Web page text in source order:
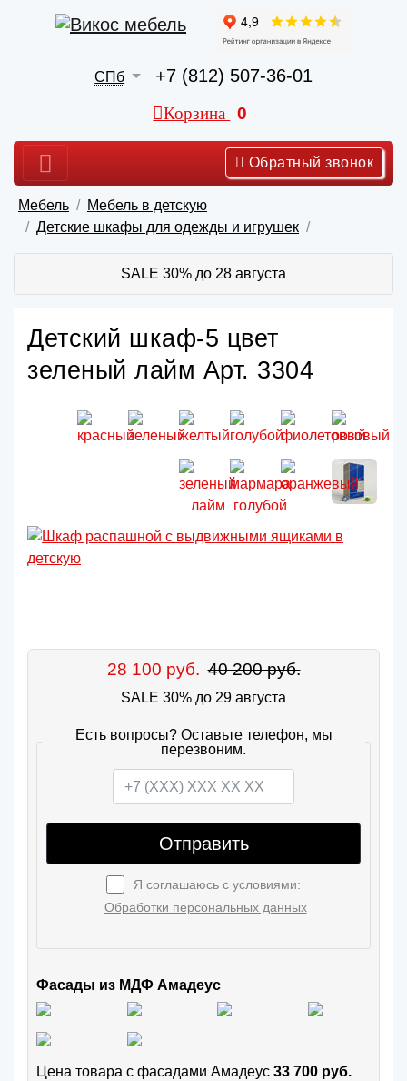
СПб +7 (812) 507-36-01
Корзина 0
Обратный звонок
Мебель
Мебель в детскую
Детские шкафы для одежды и игрушек
SALE 30% до 28 августа
Детский шкаф-5 цвет
зеленый лайм Арт. 3304
28 100 руб. 40 200 руб.
SALE 30% до 29 августа
Есть вопросы? Оставьте телефон, мы
перезвоним.
Отправить
Я соглашаюсь с условиями:
Обработки персональных данных
Фасады из МДФ Амадеус
Цена товара с фасадами Амадеус 33 700 руб.